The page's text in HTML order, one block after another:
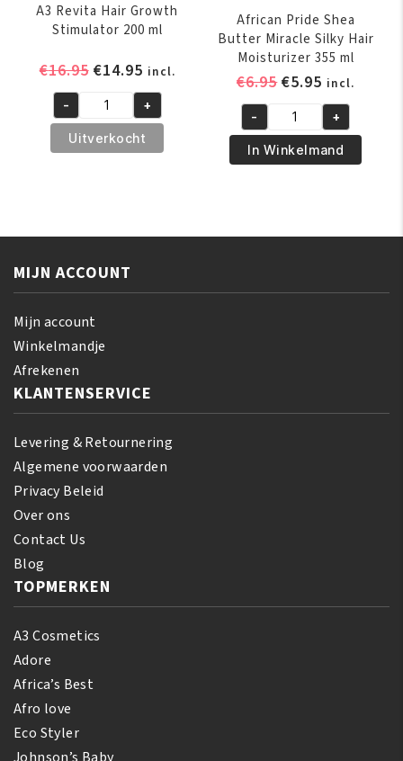
A3 Revita Hair Growth
Stimulator 200 ml
€16.95 Oorspronkelijke
was:
€16.95.
€14.95Huidige
prijs
is:
€14.95.
incl.
A3
Revita
Hair
aantal
- +
Uitverkocht
African Pride Shea
Butter Miracle Silky Hair
Moisturizer 355 ml
€6.95
was:
€6.95.
€5.95 Huidige
prijs
is:
€5.95.
incl.
African
Pride
Shea
Silky
355
- +
In Winkelmand
MIJN ACCOUNT
Mijn account
Winkelmandje
Afrekenen
KLANTENSERVICE
Levering & Retournering
Algemene voorwaarden
Privacy Beleid
Over ons
Contact Us
Blog
TOPMERKEN
A3 Cosmetics
Adore
Africa’s Best
Afro love
Eco Styler